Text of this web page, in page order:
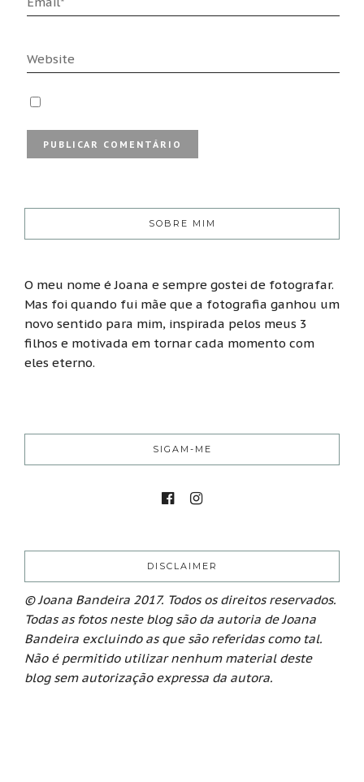
SOBRE MIM
O meu nome é Joana e sempre gostei de fotografar.
Mas foi quando fui mãe que a fotografia ganhou um
novo sentido para mim, inspirada pelos meus 3
filhos e motivada em tornar cada momento com
eles eterno.
SIGAM-ME
DISCLAIMER
© Joana Bandeira 2017. Todos os direitos reservados.
Todas as fotos neste blog são da autoria de Joana
Bandeira excluindo as que são referidas como tal.
Não é permitido utilizar nenhum material deste
blog sem autorização expressa da autora.